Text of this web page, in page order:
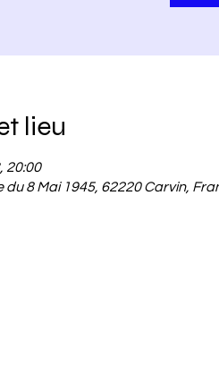
lieu
20:00
du 8 Mai 1945, 62220 Carvin,